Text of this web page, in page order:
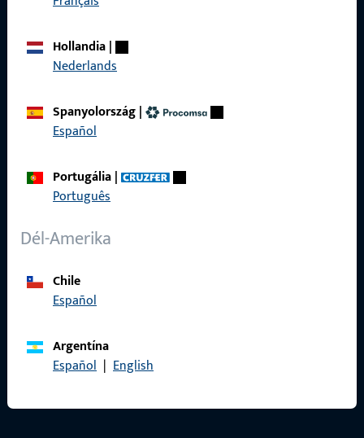
Hollandia|
Nederlands
Spanyolország|
Español
Portugália|
Português
Dél-Amerika
Chile
Español
Argentína
Español | English
Gyors elérés
Kapcsolatfelvétel